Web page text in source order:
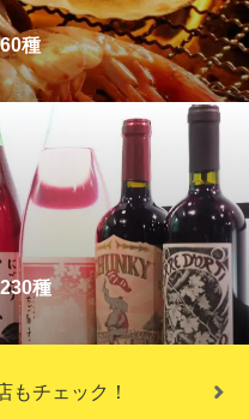
7分
種
酒の相性は抜群です。全国
方ならではの味わいをご賞
も、お好きな一杯を見つけ
お酒に舌鼓を打つ至高の時
種
ビール11種・ワイン18種・
カクテル60種、他【赤星】
もチェック！